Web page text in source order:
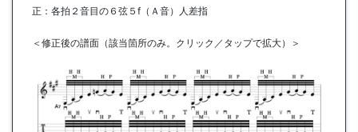
正：各拍２音目の６弦５f（Ａ音）人差指
＜修正後の譜面（該当箇所のみ。クリック／タップで拡大）＞